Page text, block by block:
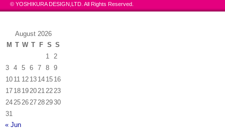
© YOSHIKURA DESIGN,LTD. All Rights Reserved.
August 2026
M T W T F S S
1
2
3
4 5 6 7 8
9
10 11 12 13 14 15 16
17 18 19 20 21 22 23
24 25 26 27 28 2930
31
« Jun